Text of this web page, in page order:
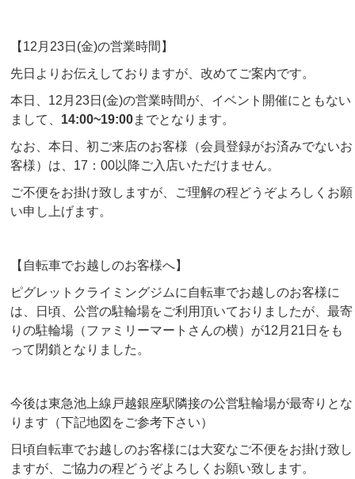
【12月23日(金)の営業時間】
先日よりお伝えしておりますが、改めてご案内です。
本日、12月23日(金)の営業時間が、イベント開催にともない
まして、 14:00~19:00までとなります。
なお、本日、初ご来店のお客様（会員登録がお済みでないお
客様）は、17：00以降ご入店いただけません。
ご不便をお掛け致しますが、ご理解の程どうぞよろしくお願
い申し上げます。
【自転車でお越しのお客様へ】
ピグレットクライミングジムに自転車でお越しのお客様に
は、日頃、公営の駐輪場をご利用頂いておりましたが、最寄
りの駐輪場（ファミリーマートさんの横）が12月21日をも
って閉鎖となりました。
今後は東急池上線戸越銀座駅隣接の公営駐輪場が最寄りとな
ります（下記地図をご参考下さい）
日頃自転車でお越しのお客様には大変なご不便をお掛け致し
ますが、ご協力の程どうぞよろしくお願い致します。